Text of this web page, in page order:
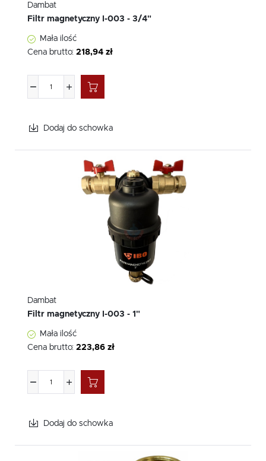
Dambat
Filtr magnetyczny I-003 - 3/4"
Mała ilość
Cena brutto: 218,94 zł
Dodaj do schowka
Dambat
Filtr magnetyczny I-003 - 1"
Mała ilość
Cena brutto: 223,86 zł
Dodaj do schowka